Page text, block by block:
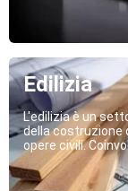
Edilizia
L'edilizia è un
della costruzione
opere civili.